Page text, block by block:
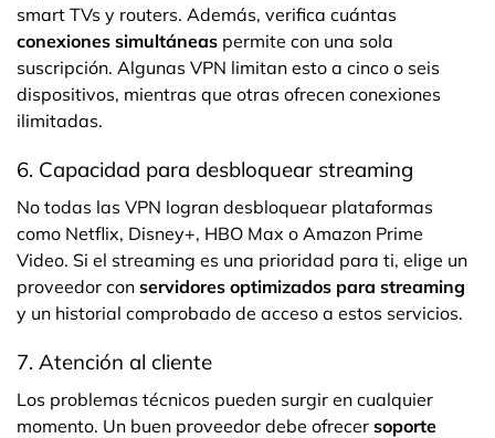
smart TVs y routers. Además, verifica cuántas
conexiones simultáneas permite con una sola
suscripción. Algunas VPN limitan esto a cinco o seis
dispositivos, mientras que otras ofrecen conexiones
ilimitadas.
6. Capacidad para desbloquear streaming
No todas las VPN logran desbloquear plataformas
como Netflix, Disney+, HBO Max o Amazon Prime
Video. Si el streaming es una prioridad para ti, elige un
proveedor con servidores optimizados para streaming
y un historial comprobado de acceso a estos servicios.
7. Atención al cliente
Los problemas técnicos pueden surgir en cualquier
momento. Un buen proveedor debe ofrecer soporte